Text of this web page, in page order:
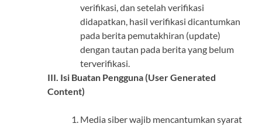
verifikasi, dan setelah verifikasi
didapatkan, hasil verifikasi dicantumkan
pada berita pemutakhiran (update)
dengan tautan pada berita yang belum
terverifikasi.
III. Isi Buatan Pengguna (User Generated
Content)
Media siber wajib mencantumkan syarat